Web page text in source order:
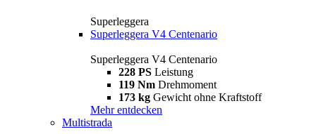
Superleggera
Superleggera V4 Centenario
Superleggera V4 Centenario
228 PS Leistung
119 Nm Drehmoment
173 kg Gewicht ohne Kraftstoff
Mehr entdecken
Multistrada